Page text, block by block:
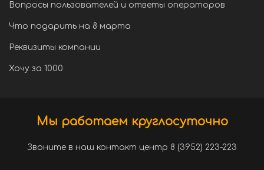
Вопросы пользователей и ответы операторов
Что подарить на 8 марта
Реквизиты компании
Хочу за 1000
Мы работаем круглосуточно
Звоните в наш контакт центр 8 (3952) 223-223